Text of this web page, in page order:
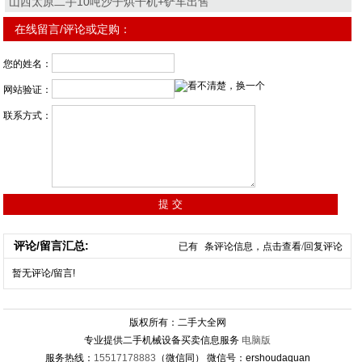
在线留言/评论或定购：
您的姓名：
网站验证：
联系方式：
评论/留言汇总: 已有 条评论信息，点击查看/回复评论
暂无评论/留言!
版权所有：二手大全网
专业提供二手机械设备买卖信息服务 电脑版
服务热线： 15517178883 （微信同） 微信号：ershoudaquan